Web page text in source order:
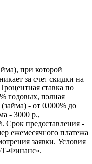
при которой
за счет скидки на
ставка по
годовых, полная
(займа) - от 0.000% до
- 3000 р.,
Срок предоставления -
ежемесячного платежа
заявки. Условия
Финанс».